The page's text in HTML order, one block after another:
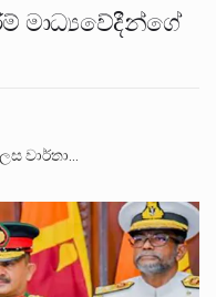
මාධ්‍යවේදීන්ගේ
වාර්තා…